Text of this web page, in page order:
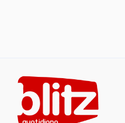
content